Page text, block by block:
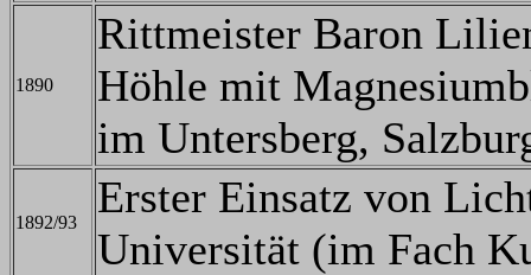
1890
Rittmeister Baron
Höhle mit
im Untersberg,
1892/93
Erster Einsatz von
Universität (im Fach